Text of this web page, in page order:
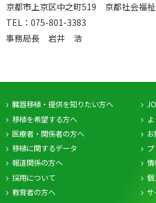
京都市上京区中之町519 京都社会福
TEL：075-801-3383
事務局長 岩井 浩
臓器移植・提供を知りたい方へ
移植を希望する方へ
医療者・関係者の方へ
移植に関するデータ
報道関係の方へ
採用について
教育者の方へ
情
サ